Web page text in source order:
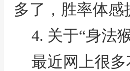
多了，胜率体感
4. 关于“身法
最近网上很